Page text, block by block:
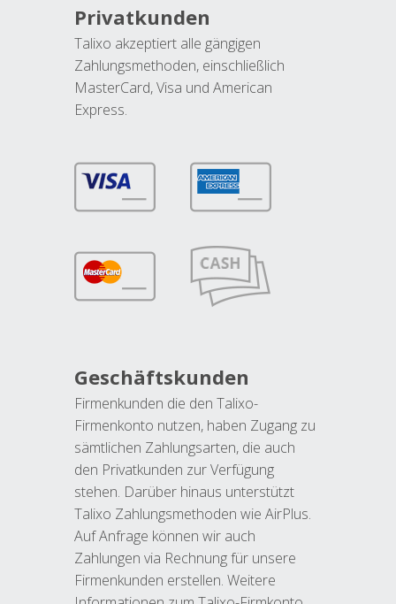
Privatkunden
Talixo akzeptiert alle gängigen
Zahlungsmethoden, einschließlich
MasterCard, Visa und American
Express.
Geschäftskunden
Firmenkunden die den Talixo-
Firmenkonto nutzen, haben Zugang zu
sämtlichen Zahlungsarten, die auch
den Privatkunden zur Verfügung
stehen. Darüber hinaus unterstützt
Talixo Zahlungsmethoden wie AirPlus.
Auf Anfrage können wir auch
Zahlungen via Rechnung für unsere
Firmenkunden erstellen. Weitere